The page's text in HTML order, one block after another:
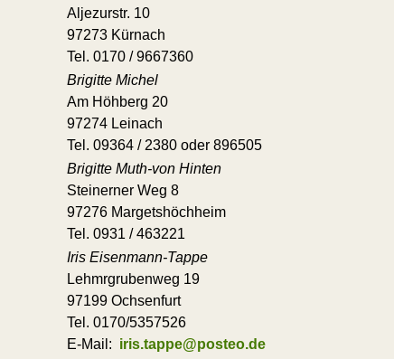
Aljezurstr. 10
97273 Kürnach
Tel. 0170 / 9667360
Brigitte Michel
Am Höhberg 20
97274 Leinach
Tel. 09364 / 2380 oder 896505
Brigitte Muth-von Hinten
Steinerner Weg 8
97276 Margetshöchheim
Tel. 0931 / 463221
Iris Eisenmann-Tappe
Lehmrgrubenweg 19
97199 Ochsenfurt
Tel. 0170/5357526
E-Mail: iris.tappe@posteo.de